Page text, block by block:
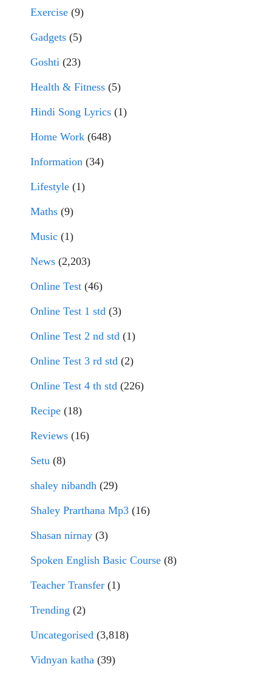
Exercise (9)
Gadgets (5)
Goshti (23)
Health & Fitness (5)
Hindi Song Lyrics (1)
Home Work (648)
Information (34)
Lifestyle (1)
Maths (9)
Music (1)
News (2,203)
Online Test (46)
Online Test 1 std (3)
Online Test 2 nd std (1)
Online Test 3 rd std (2)
Online Test 4 th std (226)
Recipe (18)
Reviews (16)
Setu (8)
shaley nibandh (29)
Shaley Prarthana Mp3 (16)
Shasan nirnay (3)
Spoken English Basic Course (8)
Teacher Transfer (1)
Trending (2)
Uncategorised (3,818)
Vidnyan katha (39)